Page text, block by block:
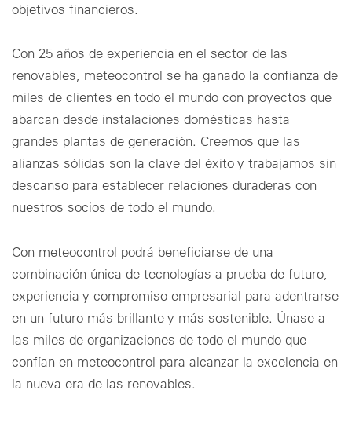
objetivos financieros.
Con 25 años de experiencia en el sector de las
renovables, meteocontrol se ha ganado la confianza de
miles de clientes en todo el mundo con proyectos que
abarcan desde instalaciones domésticas hasta
grandes plantas de generación. Creemos que las
alianzas sólidas son la clave del éxito y trabajamos sin
descanso para establecer relaciones duraderas con
nuestros socios de todo el mundo.
Con meteocontrol podrá beneficiarse de una
combinación única de tecnologías a prueba de futuro,
experiencia y compromiso empresarial para adentrarse
en un futuro más brillante y más sostenible. Únase a
las miles de organizaciones de todo el mundo que
confían en meteocontrol para alcanzar la excelencia en
la nueva era de las renovables.